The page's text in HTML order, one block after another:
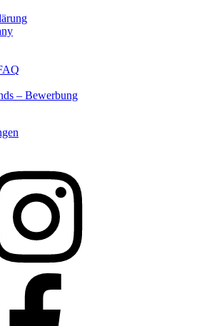
– Bewerbung